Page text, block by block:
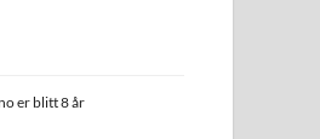
er blitt 8 år